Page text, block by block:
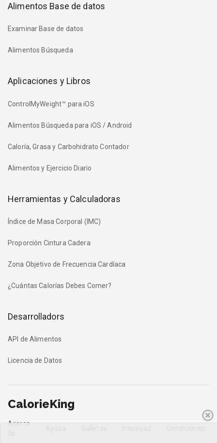
Alimentos Base de datos
Examinar Base de datos
Alimentos Búsqueda
Aplicaciones y Libros
ControlMyWeight™ para iOS
Alimentos Búsqueda para iOS / Android
Caloría, Grasa y Carbohidrato Contador
Alimentos y Ejercicio Diario
Herramientas y Calculadoras
Índice de Masa Corporal (IMC)
Proporción Cintura Cadera
Zona Objetivo de Frecuencia Cardíaca
¿Cuántas Calorías Debes Comer?
Desarrolladors
API de Alimentos
Licencia de Datos
CalorieKing
Acerca